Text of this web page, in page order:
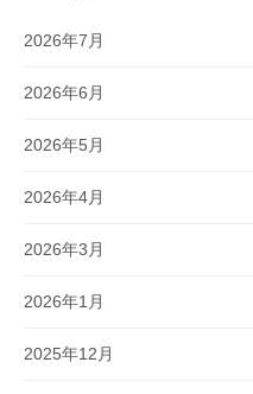
2026年7月
2026年6月
2026年5月
2026年4月
2026年3月
2026年1月
2025年12月